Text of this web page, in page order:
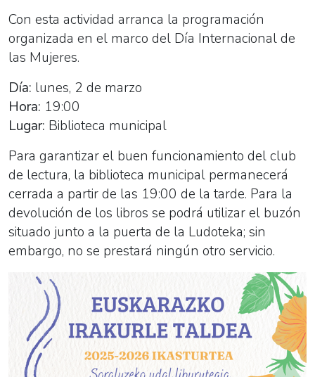
Con esta actividad arranca la programación
organizada en el marco del Día Internacional de
las Mujeres.
Día: lunes, 2 de marzo
Hora: 19:00
Lugar: Biblioteca municipal
Para garantizar el buen funcionamiento del club
de lectura, la biblioteca municipal permanecerá
cerrada a partir de las 19:00 de la tarde. Para la
devolución de los libros se podrá utilizar el buzón
situado junto a la puerta de la Ludoteka; sin
embargo, no se prestará ningún otro servicio.